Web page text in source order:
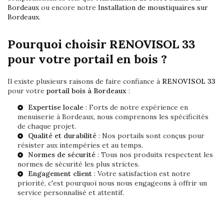
Bordeauxou encore notre Installation de moustiquaires sur
Bordeaux.
Pourquoi choisir RENOVISOL 33
pour votre portail en bois ?
Il existe plusieurs raisons de faire confiance à RENOVISOL 33
pour votre portail bois à Bordeaux :
Expertise locale : Forts de notre expérience en
menuiserie à Bordeaux, nous comprenons les spécificités
de chaque projet.
Qualité et durabilité : Nos portails sont conçus pour
résister aux intempéries et au temps.
Normes de sécurité : Tous nos produits respectent les
normes de sécurité les plus strictes.
Engagement client : Votre satisfaction est notre
priorité, c'est pourquoi nous nous engageons à offrir un
service personnalisé et attentif.